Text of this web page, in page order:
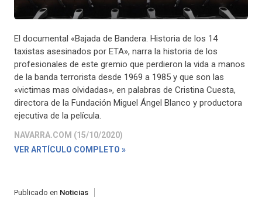
El documental «Bajada de Bandera. Historia de los 14
taxistas asesinados por ETA», narra la historia de los
profesionales de este gremio que perdieron la vida a manos
de la banda terrorista desde 1969 a 1985 y que son las
«victimas mas olvidadas», en palabras de Cristina Cuesta,
directora de la Fundación Miguel Ángel Blanco y productora
ejecutiva de la película.
NAVARRA.COM (15/10/2020)
VER ARTÍCULO COMPLETO »
Publicado en Noticias